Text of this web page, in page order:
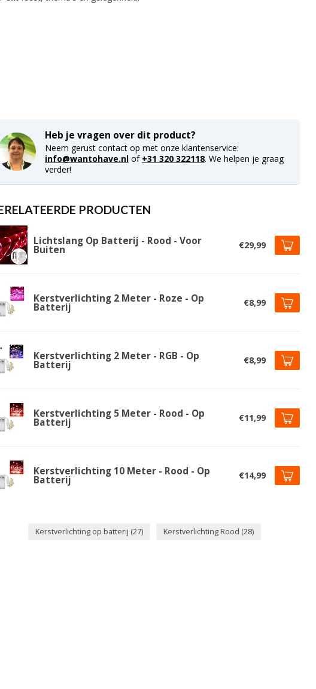
Heb je vragen over dit product?
Neem gerust contact op met onze klantenservice:
info@wantohave.nl of +31 320 322118. We helpen je graag
verder!
PRODUCTEN
Lichtslang Op Batterij - Rood - Voor
Buiten €29,99
Kerstverlichting 2 Meter - Roze - Op
Batterij €8,99
Kerstverlichting 2 Meter - RGB - Op
Batterij €8,99
Kerstverlichting 5 Meter - Rood - Op
Batterij €11,99
Kerstverlichting 10 Meter - Rood - Op
Batterij €14,99
Kerstverlichting op batterij (27) Kerstverlichting Rood (28)